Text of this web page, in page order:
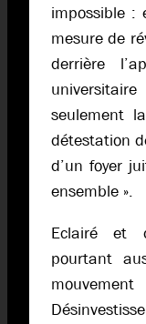
impossible :
mesure de
derrière
seulement
détestation
d’un foyer
ensemble ».
Eclairé et
pourtant